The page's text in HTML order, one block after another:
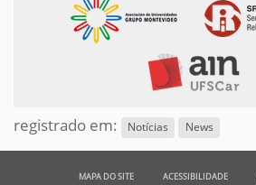
registrado em: Notícias News
MAPA DO SITE ACESSIBILIDADE